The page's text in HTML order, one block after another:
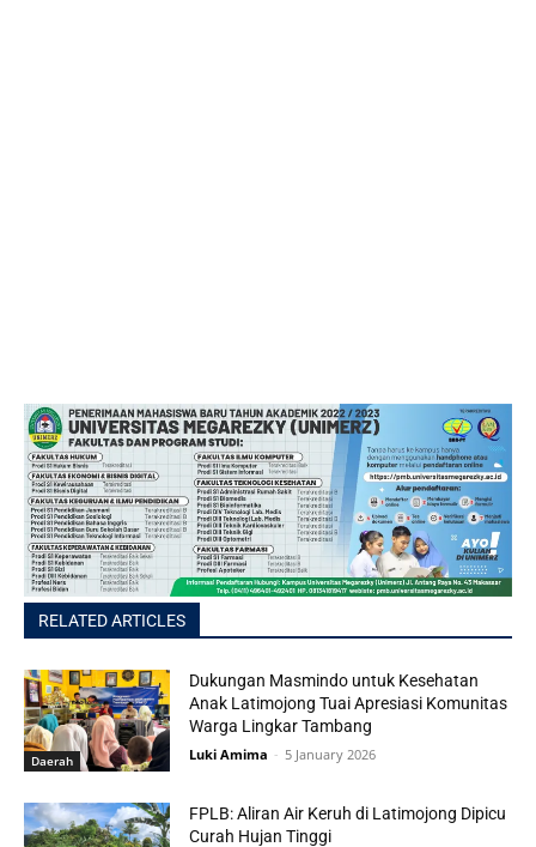
RELATED ARTICLES
Daerah
Dukungan Masmindo untuk Kesehatan
Anak Latimojong Tuai Apresiasi Komunitas
Warga Lingkar Tambang
Luki Amima - 5 January 2026
FPLB: Aliran Air Keruh di Latimojong Dipicu
Curah Hujan Tinggi